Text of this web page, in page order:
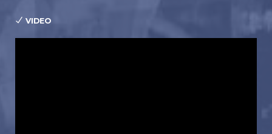
VIDEO